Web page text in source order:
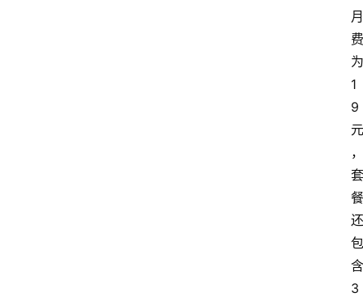
月
费
为
1
9
元
，
套
餐
还
包
含
3